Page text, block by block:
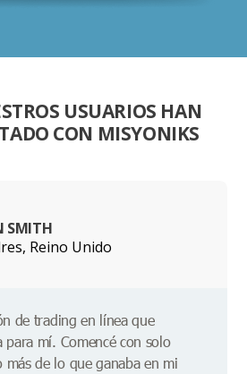
USUARIOS HAN
CON MISYONIKS
SMITH
Reino Unido
de trading en línea que
para mí. Comencé con solo
de lo que ganaba en mi